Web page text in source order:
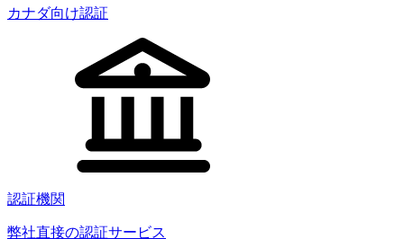
カナダ向け認証
認証機関
弊社直接の認証サービス